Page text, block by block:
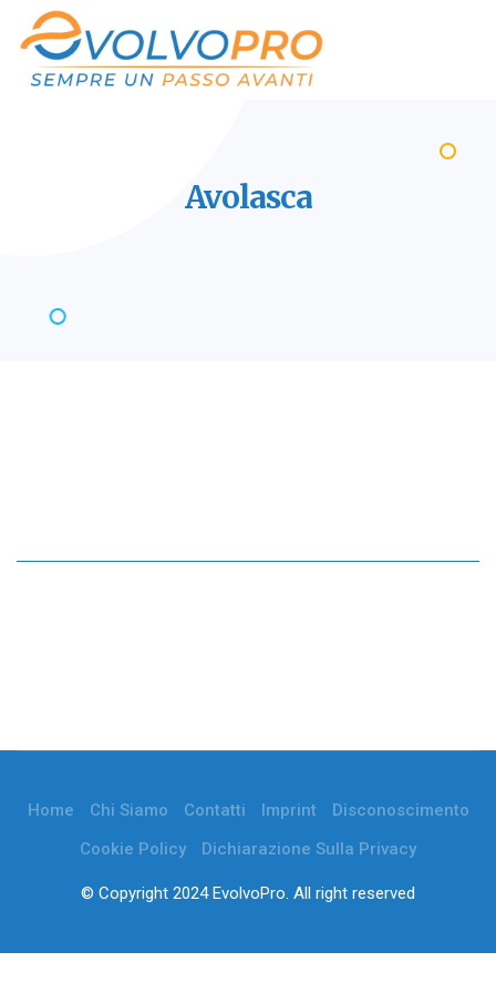
Avolasca
Home Chi Siamo Contatti Imprint
Disconoscimento
Cookie Policy
Dichiarazione Sulla Privacy
© Copyright 2024 EvolvoPro. All right reserved